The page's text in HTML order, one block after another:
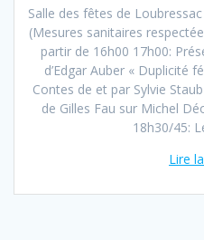
Salle des fêtes de
(Mesures sanitaires
partir de 16h00 17h00:
d’Edgar Auber « Duplicité
Contes de et par Sylvie
de Gilles Fau sur Michel
18h30/45:
Lire